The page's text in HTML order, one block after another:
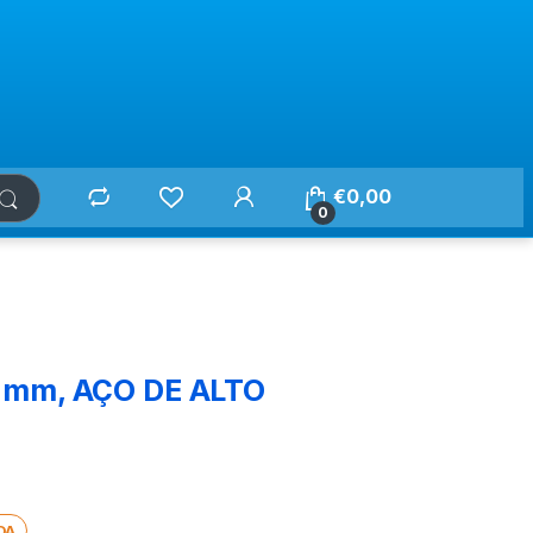
0
€0,00
AÇO DE ALTO